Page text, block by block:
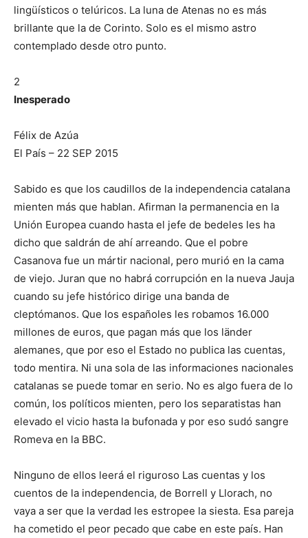
lingüísticos o telúricos. La luna de Atenas no es más
brillante que la de Corinto. Solo es el mismo astro
contemplado desde otro punto.
2
Inesperado
Félix de Azúa
El País – 22 SEP 2015
Sabido es que los caudillos de la independencia catalana
mienten más que hablan. Afirman la permanencia en la
Unión Europea cuando hasta el jefe de bedeles les ha
dicho que saldrán de ahí arreando. Que el pobre
Casanova fue un mártir nacional, pero murió en la cama
de viejo. Juran que no habrá corrupción en la nueva Jauja
cuando su jefe histórico dirige una banda de
cleptómanos. Que los españoles les robamos 16.000
millones de euros, que pagan más que los länder
alemanes, que por eso el Estado no publica las cuentas,
todo mentira. Ni una sola de las informaciones nacionales
catalanas se puede tomar en serio. No es algo fuera de lo
común, los políticos mienten, pero los separatistas han
elevado el vicio hasta la bufonada y por eso sudó sangre
Romeva en la BBC.
Ninguno de ellos leerá el riguroso Las cuentas y los
cuentos de la independencia, de Borrell y Llorach, no
vaya a ser que la verdad les estropee la siesta. Esa pareja
ha cometido el peor pecado que cabe en este país. Han